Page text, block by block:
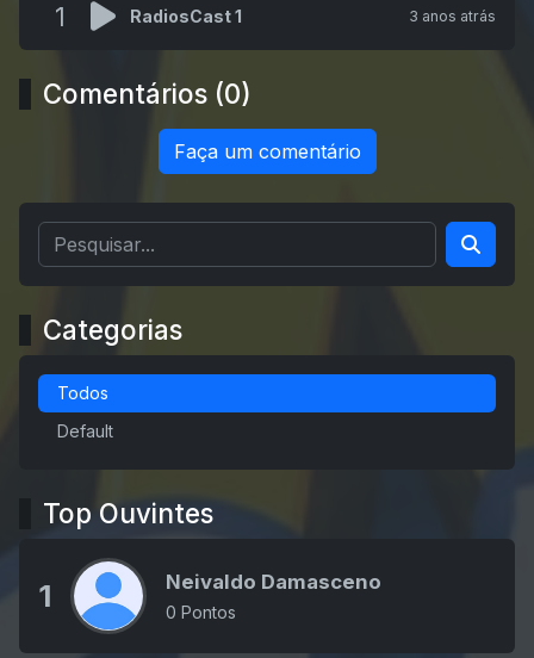
1 RadiosCast 1 3 anos atrás
Comentários (0)
Faça um comentário
Categorias
Todos
Default
Top Ouvintes
1 Neivaldo Damasceno
0 Pontos